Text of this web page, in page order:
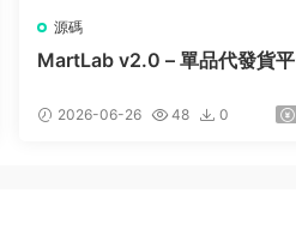
源碼
MartLab v2.0 – 單品代發貨
2026-06-26 48 0